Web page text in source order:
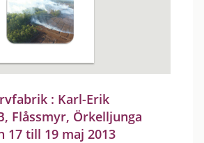
: Karl-Erik
Flåssmyr, Örkelljunga
17 till 19 maj 2013